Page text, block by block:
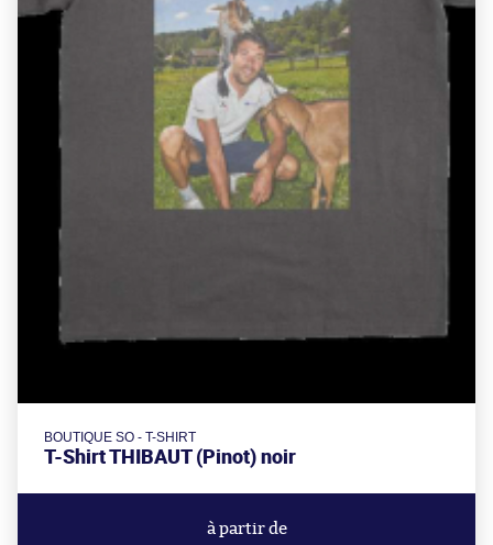
BOUTIQUE SO - T-SHIRT
T-Shirt THIBAUT (Pinot) noir
à partir de